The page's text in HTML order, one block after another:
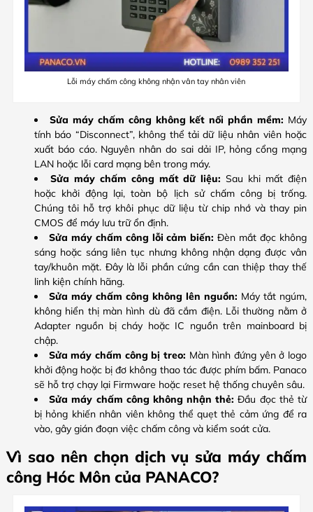
Lỗi máy chấm công không nhận vân tay nhân viên
Sửa máy chấm công không kết nối phần mềm: Máy
tính báo “Disconnect”, không thể tải dữ liệu nhân viên hoặc
xuất báo cáo. Nguyên nhân do sai dải IP, hỏng cổng mạng
LAN hoặc lỗi card mạng bên trong máy.
Sửa máy chấm công mất dữ liệu: Sau khi mất điện
hoặc khởi động lại, toàn bộ lịch sử chấm công bị trống.
Chúng tôi hỗ trợ khôi phục dữ liệu từ chip nhớ và thay pin
CMOS để máy lưu trữ ổn định.
Sửa máy chấm công lỗi cảm biến: Đèn mắt đọc không
sáng hoặc sáng liên tục nhưng không nhận dạng được vân
tay/khuôn mặt. Đây là lỗi phần cứng cần can thiệp thay thế
linh kiện chính hãng.
Sửa máy chấm công không lên nguồn: Máy tắt ngúm,
không hiển thị màn hình dù đã cắm điện. Lỗi thường nằm ở
Adapter nguồn bị cháy hoặc IC nguồn trên mainboard bị
chập.
Sửa máy chấm công bị treo: Màn hình đứng yên ở logo
khởi động hoặc bị đơ không thao tác được phím bấm. Panaco
sẽ hỗ trợ chạy lại Firmware hoặc reset hệ thống chuyên sâu.
Sửa máy chấm công không nhận thẻ: Đầu đọc thẻ từ
bị hỏng khiến nhân viên không thể quẹt thẻ cảm ứng để ra
vào, gây gián đoạn việc chấm công và kiểm soát cửa.
Vì sao nên chọn dịch vụ sửa máy chấm
công Hóc Môn của PANACO?